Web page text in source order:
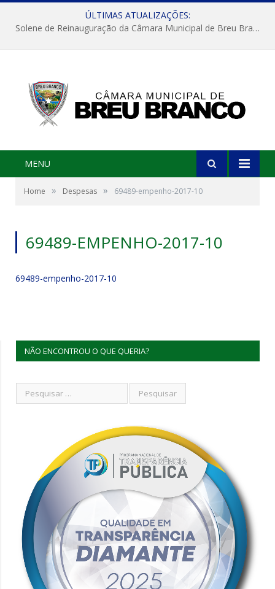
ÚLTIMAS ATUALIZAÇÕES:
Solene de Reinauguração da Câmara Municipal de Breu Branco
MENU
Home » Despesas » 69489-empenho-2017-10
69489-EMPENHO-2017-10
69489-empenho-2017-10
NÃO ENCONTROU O QUE QUERIA?